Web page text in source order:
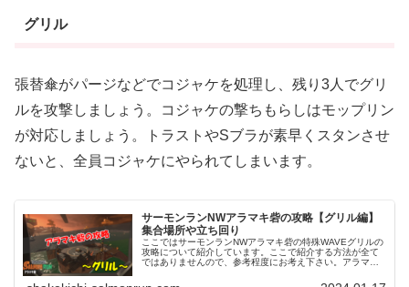
グリル
張替傘がパージなどでコジャケを処理し、残り3人でグリ
ルを攻撃しましょう。コジャケの撃ちもらしはモップリン
が対応しましょう。トラストやSブラが素早くスタンさせ
ないと、全員コジャケにやられてしまいます。
サーモンランNWアラマキ砦の攻略【グリル編】
集合場所や立ち回り
ここではサーモンランNWアラマキ砦の特殊WAVEグリルの
攻略について紹介しています。ここで紹介する方法が全て
ではありませんので、参考程度にお考え下さい。アラマキ